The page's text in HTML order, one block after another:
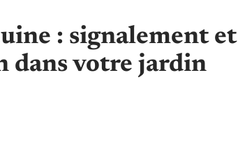
: signalement et
dans votre jardin